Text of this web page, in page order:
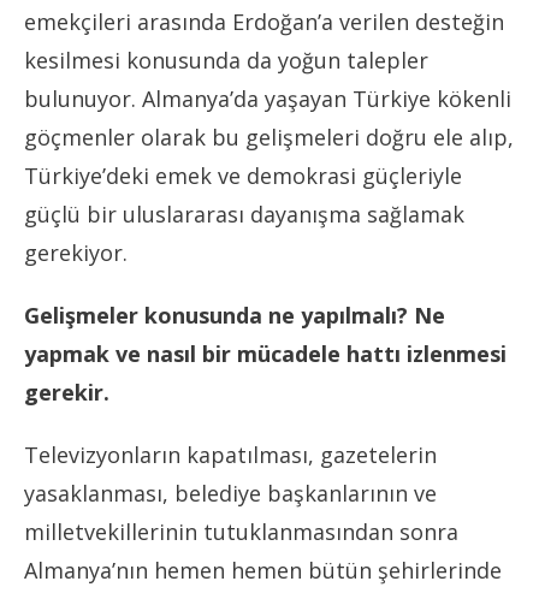
emekçileri arasında Erdoğan’a verilen desteğin
kesilmesi konusunda da yoğun talepler
bulunuyor. Almanya’da yaşayan Türkiye kökenli
göçmenler olarak bu gelişmeleri doğru ele alıp,
Türkiye’deki emek ve demokrasi güçleriyle
güçlü bir uluslararası dayanışma sağlamak
gerekiyor.
Gelişmeler konusunda ne yapılmalı? Ne
yapmak ve nasıl bir mücadele hattı izlenmesi
gerekir.
Televizyonların kapatılması, gazetelerin
yasaklanması, belediye başkanlarının ve
milletvekillerinin tutuklanmasından sonra
Almanya’nın hemen hemen bütün şehirlerinde